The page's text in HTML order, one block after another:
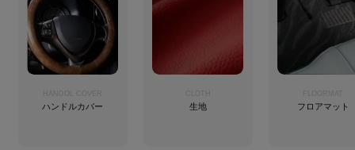
ハンドルカバー 生地 フロアマット